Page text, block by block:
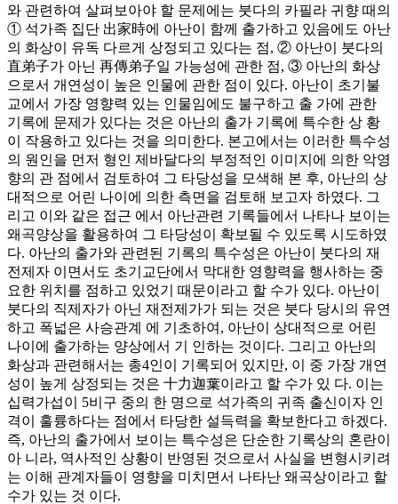
와 관련하여 살펴보아야 할 문제에는 붓다의 카필라 귀향 때의
① 석가족 집단 出家時에 아난이 함께 출가하고 있음에도 아난
의 화상이 유독 다르게 상정되고 있다는 점, ② 아난이 붓다의
直弟子가 아닌 再傳弟子일 가능성에 관한 점, ③ 아난의 화상
으로서 개연성이 높은 인물에 관한 점이 있다. 아난이 초기불
교에서 가장 영향력 있는 인물임에도 불구하고 출 가에 관한
기록에 문제가 있다는 것은 아난의 출가 기록에 특수한 상 황
이 작용하고 있다는 것을 의미한다. 본고에서는 이러한 특수성
의 원인을 먼저 형인 제바달다의 부정적인 이미지에 의한 악영
향의 관 점에서 검토하여 그 타당성을 모색해 본 후, 아난의 상
대적으로 어린 나이에 의한 측면을 검토해 보고자 하였다. 그
리고 이와 같은 접근 에서 아난관련 기록들에서 나타나 보이는
왜곡양상을 활용하여 그 타당성이 확보될 수 있도록 시도하였
다. 아난의 출가와 관련된 기록의 특수성은 아난이 붓다의 재
전제자 이면서도 초기교단에서 막대한 영향력을 행사하는 중
요한 위치를 점하고 있었기 때문이라고 할 수가 있다. 아난이
붓다의 직제자가 아닌 재전제가가 되는 것은 붓다 당시의 유연
하고 폭넓은 사승관계 에 기초하여, 아난이 상대적으로 어린
나이에 출가하는 양상에서 기 인하는 것이다. 그리고 아난의
화상과 관련해서는 총4인이 기록되어 있지만, 이 중 가장 개연
성이 높게 상정되는 것은 十力迦葉이라고 할 수가 있 다. 이는
십력가섭이 5비구 중의 한 명으로 석가족의 귀족 출신이자 인
격이 훌륭하다는 점에서 타당한 설득력을 확보한다고 하겠다.
즉, 아난의 출가에서 보이는 특수성은 단순한 기록상의 혼란이
아 니라, 역사적인 상황이 반영된 것으로서 사실을 변형시키려
는 이해 관계자들이 영향을 미치면서 나타난 왜곡상이라고 할
수가 있는 것 이다.